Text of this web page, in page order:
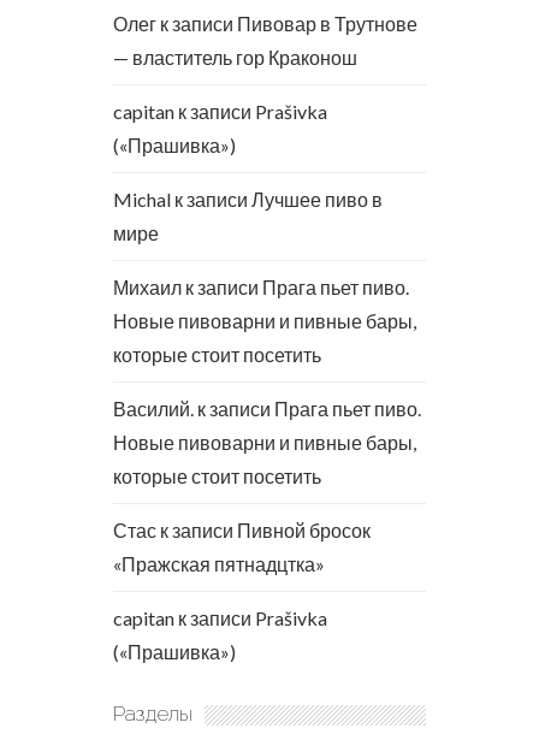
Олег к записи Пивовар в Трутнове
— властитель гор Краконош
capitan к записи Prašivka
(«Прашивка»)
Michal к записи Лучшее пиво в
мире
Михаил к записи Прага пьет пиво.
Новые пивоварни и пивные бары,
которые стоит посетить
Василий. к записи Прага пьет пиво.
Новые пивоварни и пивные бары,
которые стоит посетить
Стас к записи Пивной бросок
«Пражская пятнадцтка»
capitan к записи Prašivka
(«Прашивка»)
Разделы